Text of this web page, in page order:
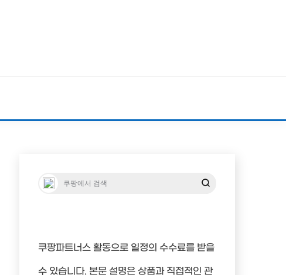
쿠팡파트너스 활동으로 일정의 수수료를 받을
수 있습니다. 본문 설명은 상품과 직접적인 관